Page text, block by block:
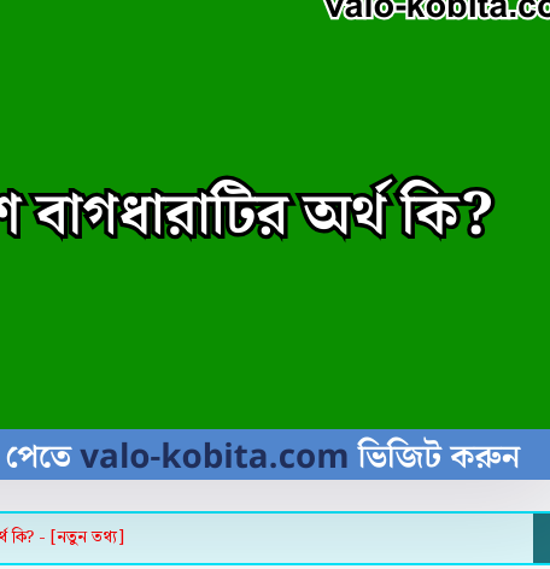
কি? - [নতুন তথ্য]